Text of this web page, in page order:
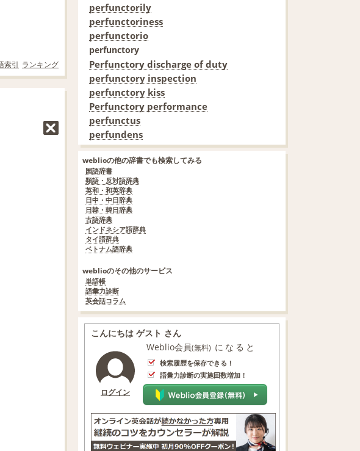
索引 ランキング
perfunctorily
perfunctoriness
perfunctorio
perfunctory
Perfunctory discharge of duty
perfunctory inspection
perfunctory kiss
Perfunctory performance
perfunctus
perfundens
weblioの他の辞書でも検索してみる
国語辞書
類語・反対語辞典
英和・和英辞典
日中・中日辞典
日韓・韓日辞典
古語辞典
インドネシア語辞典
タイ語辞典
ベトナム語辞典
weblioのその他のサービス
単語帳
語彙力診断
英会話コラム
こんにちは ゲスト さん
ログイン
Weblio会員(無料) になると
検索履歴を保存できる！
語彙力診断の実施回数増加！